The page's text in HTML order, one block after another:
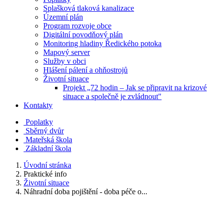
Splašková tlaková kanalizace
Územní plán
Program rozvoje obce
Digitální povodňový plán
Monitoring hladiny Ředického potoka
Mapový server
Služby v obci
Hlášení pálení a ohňostrojů
Životní situace
Projekt „72 hodin – Jak se připravit na krizové
situace a společně je zvládnout"
Kontakty
Poplatky
Sběrný dvůr
Mateřská škola
Základní škola
Úvodní stránka
Praktické info
Životní situace
Náhradní doba pojištění - doba péče o...